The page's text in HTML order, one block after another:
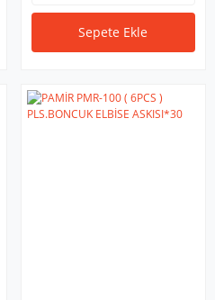
Sepete Ekle